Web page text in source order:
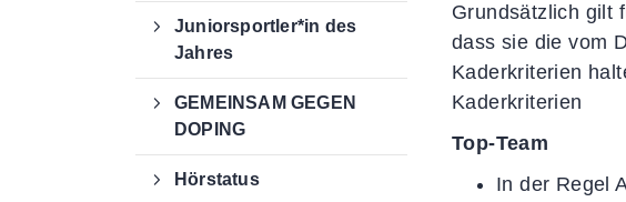
Grundsätzlich gilt
dass sie die vom
Kaderkriterien
Kaderkriterien
Top-Team
In der Regel
Juniorsportler*in des
Jahres
GEMEINSAM GEGEN
DOPING
Hörstatus